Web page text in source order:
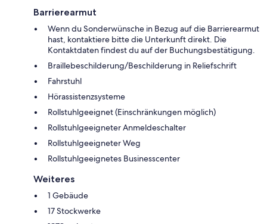
Barrierearmut
Wenn du Sonderwünsche in Bezug auf die Barrierearmut
hast, kontaktiere bitte die Unterkunft direkt. Die
Kontaktdaten findest du auf der Buchungsbestätigung.
Braillebeschilderung/Beschilderung in Reliefschrift
Fahrstuhl
Hörassistenzsysteme
Rollstuhlgeeignet (Einschränkungen möglich)
Rollstuhlgeeigneter Anmeldeschalter
Rollstuhlgeeigneter Weg
Rollstuhlgeeignetes Businesscenter
Weiteres
1 Gebäude
17 Stockwerke